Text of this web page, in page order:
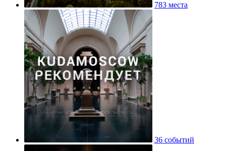
783 места
36 событий